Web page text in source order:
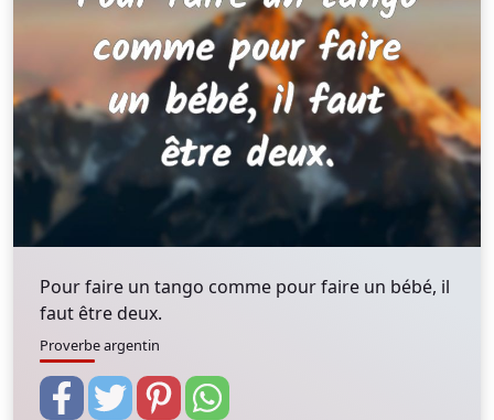
Pour faire un tango comme pour faire un bébé, il
faut être deux.
Proverbe argentin